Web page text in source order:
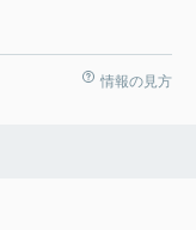
情報の見方